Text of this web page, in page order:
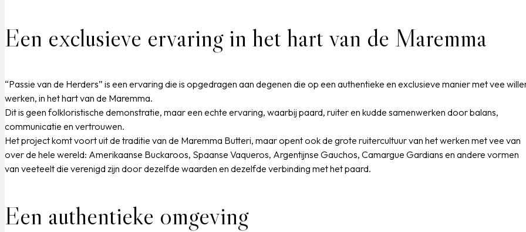
Een exclusieve ervaring in het hart van de Maremma
“Passie van de Herders” is een ervaring die is opgedragen aan degenen die op een authentieke en exclusieve manier met vee
werken, in het hart van de Maremma.
Dit is geen folkloristische demonstratie, maar een echte ervaring, waarbij paard, ruiter en kudde samenwerken door balans,
communicatie en vertrouwen.
Het project komt voort uit de traditie van de Maremma Butteri, maar opent ook de grote ruitercultuur van het werken met vee van
over de hele wereld: Amerikaanse Buckaroos, Spaanse Vaqueros, Argentijnse Gauchos, Camargue Gardians en andere vormen
van veeteelt die verenigd zijn door dezelfde waarden en dezelfde verbinding met het paard.
Een authentieke omgeving